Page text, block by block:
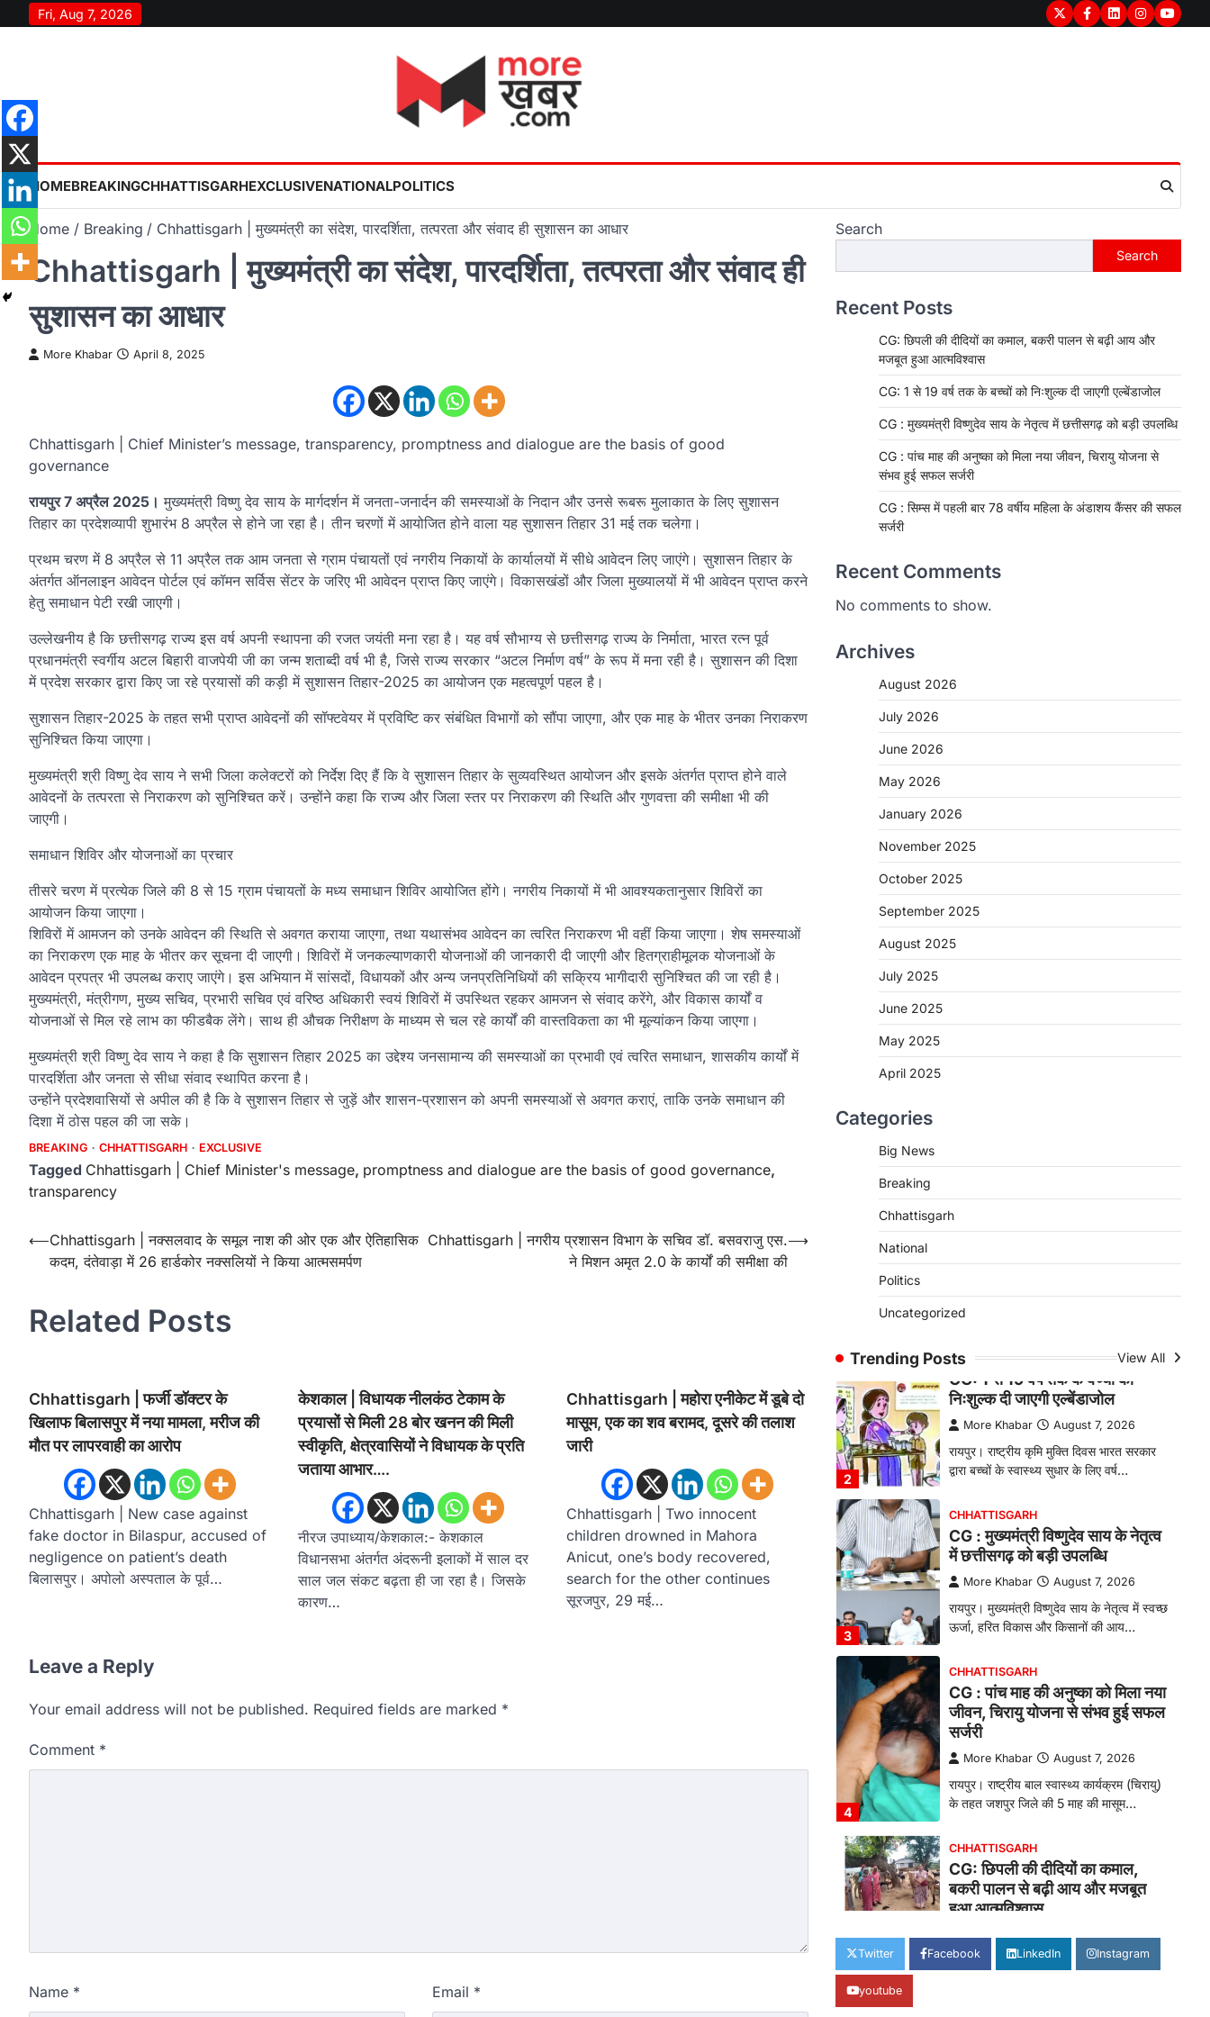
to
Fri, Aug 7, 2026
TwitterFacebook
LinkedInInstagram
HOMEBREAKINGCHHATTISGARHEXCLUSIVENATIONALPOLITICS
Home Breaking Chhattisgarh | मुख्यमंत्री का संदेश, पारदर्शिता, तत्परता और संवाद ही सुशासन का आधार
Chhattisgarh | मुख्यमंत्री का संदेश, पारदर्शिता, तत्परता और संवाद ही
सुशासन का आधार
More Khabar April 8, 2025
Chhattisgarh | Chief Minister’s message, transparency, promptness and dialogue are the basis of good
governance
रायपुर 7 अप्रैल 2025। मुख्यमंत्री विष्णु देव साय के मार्गदर्शन में जनता-जनार्दन की समस्याओं के निदान और उनसे रूबरू मुलाकात के लिए सुशासन
तिहार का प्रदेशव्यापी शुभारंभ 8 अप्रैल से होने जा रहा है। तीन चरणों में आयोजित होने वाला यह सुशासन तिहार 31 मई तक चलेगा।
प्रथम चरण में 8 अप्रैल से 11 अप्रैल तक आम जनता से ग्राम पंचायतों एवं नगरीय निकायों के कार्यालयों में सीधे आवेदन लिए जाएंगे। सुशासन तिहार के
अंतर्गत ऑनलाइन आवेदन पोर्टल एवं कॉमन सर्विस सेंटर के जरिए भी आवेदन प्राप्त किए जाएंगे। विकासखंडों और जिला मुख्यालयों में भी आवेदन प्राप्त करने
हेतु समाधान पेटी रखी जाएगी।
उल्लेखनीय है कि छत्तीसगढ़ राज्य इस वर्ष अपनी स्थापना की रजत जयंती मना रहा है। यह वर्ष सौभाग्य से छत्तीसगढ़ राज्य के निर्माता, भारत रत्न पूर्व
प्रधानमंत्री स्वर्गीय अटल बिहारी वाजपेयी जी का जन्म शताब्दी वर्ष भी है, जिसे राज्य सरकार “अटल निर्माण वर्ष” के रूप में मना रही है। सुशासन की दिशा
में प्रदेश सरकार द्वारा किए जा रहे प्रयासों की कड़ी में सुशासन तिहार-2025 का आयोजन एक महत्वपूर्ण पहल है।
सुशासन तिहार-2025 के तहत सभी प्राप्त आवेदनों की सॉफ्टवेयर में प्रविष्टि कर संबंधित विभागों को सौंपा जाएगा, और एक माह के भीतर उनका निराकरण
सुनिश्चित किया जाएगा।
मुख्यमंत्री श्री विष्णु देव साय ने सभी जिला कलेक्टरों को निर्देश दिए हैं कि वे सुशासन तिहार के सुव्यवस्थित आयोजन और इसके अंतर्गत प्राप्त होने वाले
आवेदनों के तत्परता से निराकरण को सुनिश्चित करें। उन्होंने कहा कि राज्य और जिला स्तर पर निराकरण की स्थिति और गुणवत्ता की समीक्षा भी की
जाएगी।
समाधान शिविर और योजनाओं का प्रचार
तीसरे चरण में प्रत्येक जिले की 8 से 15 ग्राम पंचायतों के मध्य समाधान शिविर आयोजित होंगे। नगरीय निकायों में भी आवश्यकतानुसार शिविरों का
आयोजन किया जाएगा।
शिविरों में आमजन को उनके आवेदन की स्थिति से अवगत कराया जाएगा, तथा यथासंभव आवेदन का त्वरित निराकरण भी वहीं किया जाएगा। शेष समस्याओं
का निराकरण एक माह के भीतर कर सूचना दी जाएगी। शिविरों में जनकल्याणकारी योजनाओं की जानकारी दी जाएगी और हितग्राहीमूलक योजनाओं के
आवेदन प्रपत्र भी उपलब्ध कराए जाएंगे। इस अभियान में सांसदों, विधायकों और अन्य जनप्रतिनिधियों की सक्रिय भागीदारी सुनिश्चित की जा रही है।
मुख्यमंत्री, मंत्रीगण, मुख्य सचिव, प्रभारी सचिव एवं वरिष्ठ अधिकारी स्वयं शिविरों में उपस्थित रहकर आमजन से संवाद करेंगे, और विकास कार्यों व
योजनाओं से मिल रहे लाभ का फीडबैक लेंगे। साथ ही औचक निरीक्षण के माध्यम से चल रहे कार्यों की वास्तविकता का भी मूल्यांकन किया जाएगा।
मुख्यमंत्री श्री विष्णु देव साय ने कहा है कि सुशासन तिहार 2025 का उद्देश्य जनसामान्य की समस्याओं का प्रभावी एवं त्वरित समाधान, शासकीय कार्यों में
पारदर्शिता और जनता से सीधा संवाद स्थापित करना है।
उन्होंने प्रदेशवासियों से अपील की है कि वे सुशासन तिहार से जुड़ें और शासन-प्रशासन को अपनी समस्याओं से अवगत कराएं, ताकि उनके समाधान की
दिशा में ठोस पहल की जा सके।
BREAKING CHHATTISGARH EXCLUSIVE
Tagged Chhattisgarh | Chief Minister's message, promptness and dialogue are the basis of good governance,
transparency
Post
navigation
⟵Chhattisgarh | नक्सलवाद के समूल नाश की ओर एक और ऐतिहासिक
कदम, दंतेवाड़ा में 26 हार्डकोर नक्सलियों ने किया आत्मसमर्पण
Chhattisgarh | नगरीय प्रशासन विभाग के सचिव डॉ. बसवराजु एस.
ने मिशन अमृत 2.0 के कार्यों की समीक्षा की
⟶
Related Posts
Chhattisgarh | फर्जी डॉक्टर के
खिलाफ बिलासपुर में नया मामला, मरीज की
मौत पर लापरवाही का आरोप
Chhattisgarh | New case against
fake doctor in Bilaspur, accused of
negligence on patient’s death
बिलासपुर। अपोलो अस्पताल के पूर्व…
केशकाल | विधायक नीलकंठ टेकाम के
प्रयासों से मिली 28 बोर खनन की मिली
स्वीकृति, क्षेत्रवासियों ने विधायक के प्रति
जताया आभार….
नीरज उपाध्याय/केशकाल:- केशकाल
विधानसभा अंतर्गत अंदरूनी इलाकों में साल दर
साल जल संकट बढ़ता ही जा रहा है। जिसके
कारण…
Chhattisgarh | महोरा एनीकेट में डूबे दो
मासूम, एक का शव बरामद, दूसरे की तलाश
जारी
Chhattisgarh | Two innocent
children drowned in Mahora
Anicut, one’s body recovered,
search for the other continues
सूरजपुर, 29 मई…
Leave a Reply
Your email address will not be published. Required fields are marked *
Comment *
Name * Email *
Search
Search
Recent Posts
CG: छिपली की दीदियों का कमाल, बकरी पालन से बढ़ी आय और
मजबूत हुआ आत्मविश्वास
CG: 1 से 19 वर्ष तक के बच्चों को निःशुल्क दी जाएगी एल्बेंडाजोल
CG : मुख्यमंत्री विष्णुदेव साय के नेतृत्व में छत्तीसगढ़ को बड़ी उपलब्धि
CG : पांच माह की अनुष्का को मिला नया जीवन, चिरायु योजना से
संभव हुई सफल सर्जरी
CG : सिम्स में पहली बार 78 वर्षीय महिला के अंडाशय कैंसर की सफल
सर्जरी
Recent Comments
No comments to show.
Archives
August 2026
July 2026
June 2026
May 2026
January 2026
November 2025
October 2025
September 2025
August 2025
July 2025
June 2025
May 2025
April 2025
Categories
Big News
Breaking
Chhattisgarh
National
Politics
Uncategorized
Trending Posts View All
CHHATTISGARH
निःशुल्क दी जाएगी एल्बेंडाजोल
CHHATTISGARH
CG : मुख्यमंत्री विष्णुदेव साय के नेतृत्व
में छत्तीसगढ़ को बड़ी उपलब्धि
More Khabar
रायपुर। मुख्यमंत्री विष्णुदेव साय के नेतृत्व में स्वच्छ
ऊर्जा, हरित विकास और किसानों की आय…
CG : पांच माह की अनुष्का को मिला नया
CG: छिपली की दीदियों का कमाल,
बकरी पालन से बढ़ी आय और मजबूत
More Khabar August 7, 2026
रायपुर। ग्रामीण महिलाओं को आर्थिक रूप से
सशक्त बनाने की दिशा में जिले के नगरी…
2
CHHATTISGARH
CG: 1 से 19 वर्ष तक के बच्चों को
निःशुल्क दी जाएगी एल्बेंडाजोल
More Khabar August 7, 2026
रायपुर। राष्ट्रीय कृमि मुक्ति दिवस भारत सरकार
द्वारा बच्चों के स्वास्थ्य सुधार के लिए वर्ष…
3
CHHATTISGARH
CG : मुख्यमंत्री विष्णुदेव साय के नेतृत्व
में छत्तीसगढ़ को बड़ी उपलब्धि
More Khabar August 7, 2026
रायपुर। मुख्यमंत्री विष्णुदेव साय के नेतृत्व में स्वच्छ
ऊर्जा, हरित विकास और किसानों की आय…
4
CHHATTISGARH
CG : पांच माह की अनुष्का को मिला नया
जीवन, चिरायु योजना से संभव हुई सफल
सर्जरी
More Khabar August 7, 2026
रायपुर। राष्ट्रीय बाल स्वास्थ्य कार्यक्रम (चिरायु)
के तहत जशपुर जिले की 5 माह की मासूम…
1
CHHATTISGARH
CG: छिपली की दीदियों का कमाल,
बकरी पालन से बढ़ी आय और मजबूत
हुआ आत्मविश्वास
More Khabar August 7, 2026
रायपुर। ग्रामीण महिलाओं को आर्थिक रूप से
Twitter Facebook LinkedIn Instagram
youtube